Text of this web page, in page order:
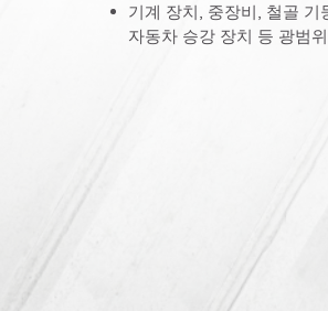
기계 장치, 중장비, 철골
자동차 승강 장치 등 광범